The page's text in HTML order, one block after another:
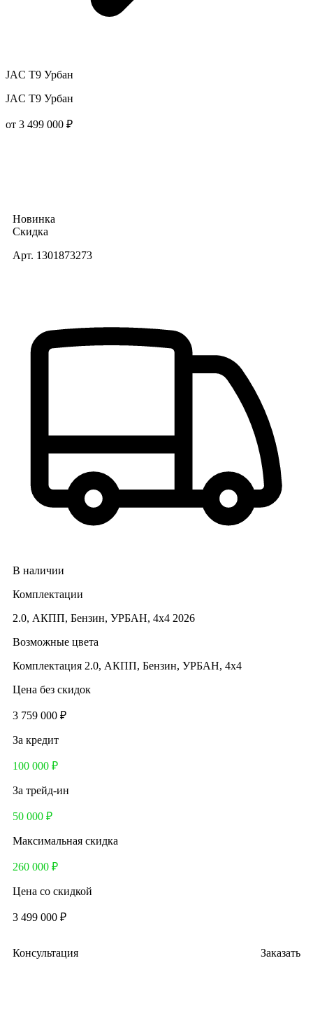
JAC T9 Урбан
JAC T9 Урбан
от 3 499 000 ₽
Новинка
Скидка
Арт. 1301873273
В наличии
Комплектации
2.0, АКПП, Бензин, УРБАН, 4х4 2026
Возможные цвета
Комплектация 2.0, АКПП, Бензин, УРБАН, 4х4
Цена без скидок
3 759 000 ₽
За кредит
100 000 ₽
За трейд-ин
50 000 ₽
Максимальная скидка
260 000 ₽
Цена со скидкой
3 499 000 ₽
Консультация Заказать